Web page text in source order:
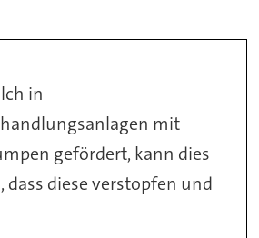
in
mit
gefördert, kann dies
dass diese verstopfen und